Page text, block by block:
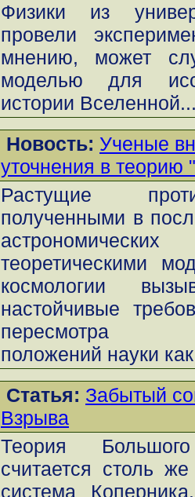
Физики из
провели
мнению, может
моделью для
истории
Новость: Ученые
уточнения в теорию
Растущие
полученными в
теоретическими
космологии
настойчивые
пересмотра
положений науки
Статья: Забытый
Взрыва
Теория
считается столь
система